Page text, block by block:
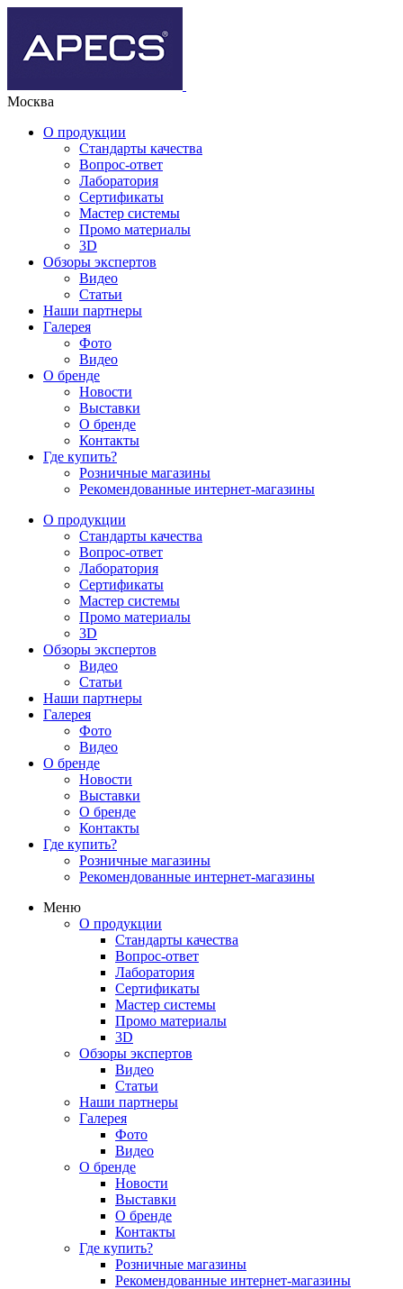
Москва
О продукции
Стандарты качества
Вопрос-ответ
Лаборатория
Сертификаты
Мастер системы
Промо материалы
3D
Обзоры экспертов
Видео
Статьи
Наши партнеры
Галерея
Фото
Видео
О бренде
Новости
Выставки
О бренде
Контакты
Где купить?
Розничные магазины
Рекомендованные интернет-магазины
О продукции
Стандарты качества
Вопрос-ответ
Лаборатория
Сертификаты
Мастер системы
Промо материалы
3D
Обзоры экспертов
Видео
Статьи
Наши партнеры
Галерея
Фото
Видео
О бренде
Новости
Выставки
О бренде
Контакты
Где купить?
Розничные магазины
Рекомендованные интернет-магазины
Меню
О продукции
Стандарты качества
Вопрос-ответ
Лаборатория
Сертификаты
Мастер системы
Промо материалы
3D
Обзоры экспертов
Видео
Статьи
Наши партнеры
Галерея
Фото
Видео
О бренде
Новости
Выставки
О бренде
Контакты
Где купить?
Розничные магазины
Рекомендованные интернет-магазины